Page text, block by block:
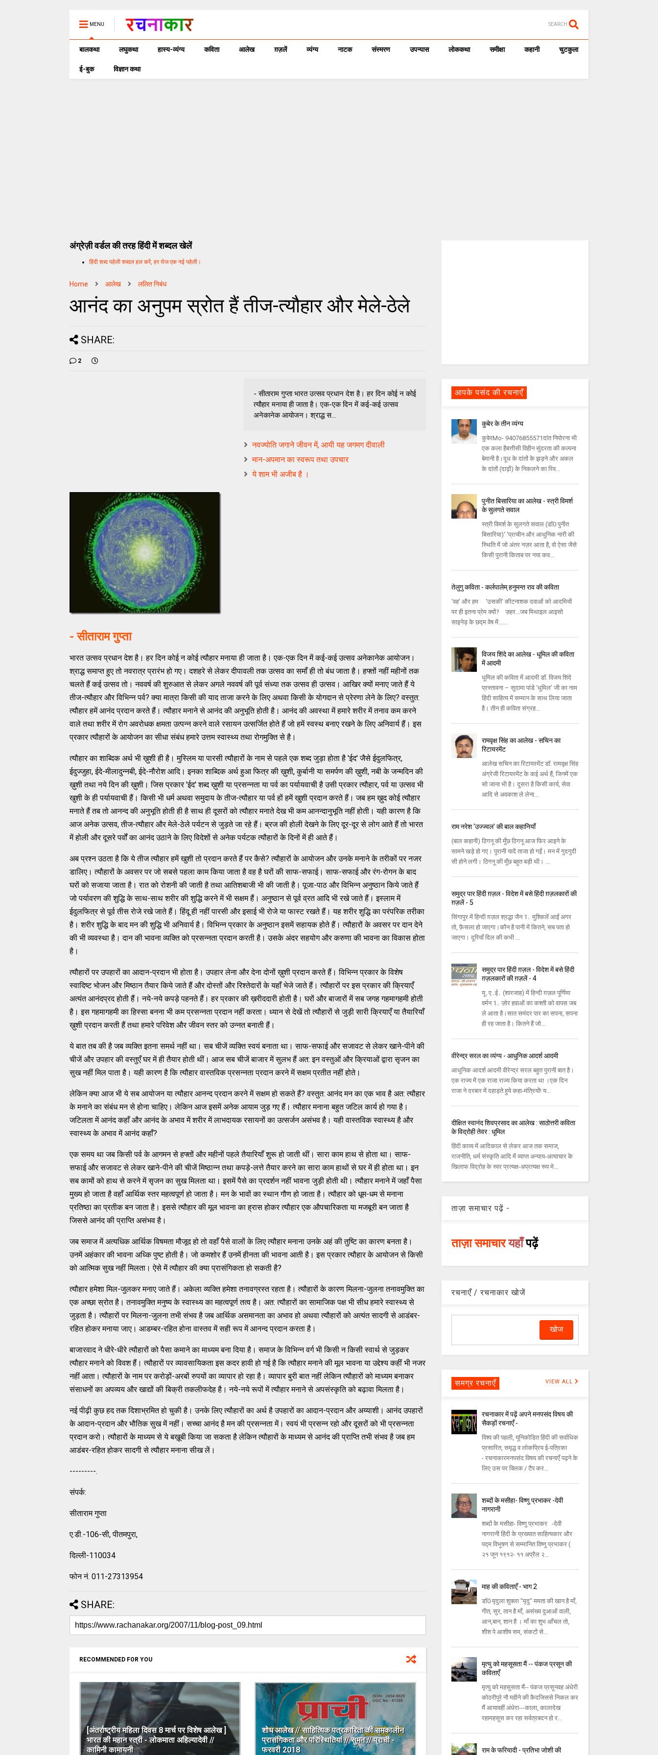
MENU SEARCH
बालकथा लघुकथा हास्य-व्यंग्य कविता आलेख ग़ज़लें व्यंग्य नाटक संस्मरण उपन्यास लोककथा समीक्षा कहानी चुटकुला
ई-बुक विज्ञान कथा
अंग्रेज़ी वर्डल की तरह हिंदी में शब्दल खेलें
हिंदी शब्द पहेली शब्दल हल करें, हर रोज एक नई पहेली।
Home आलेख ललित निबंध
आनंद का अनुपम स्रोत हैं तीज-त्यौहार और मेले-ठेले
SHARE:
2
- सीताराम गुप्ता भारत उत्सव प्रधान देश है। हर दिन कोई न कोई
त्यौहार मनाया ही जाता है। एक-एक दिन में कई-कई उत्सव
अनेकानेक आयोजन। श्राद्ध स...
नवज्योति जगाने जीवन में, आयी यह जगमग दीवाली
मान-अपमान का स्वरूप तथा उपचार
ये शाम भी अजीब है ।
-सीताराम गुप्ता
भारत उत्सव प्रधान देश है। हर दिन कोई न कोई त्यौहार मनाया ही जाता है। एक-एक दिन में कई-कई उत्सव अनेकानेक आयोजन।
श्राद्ध समाप्त हुए तो नवरात्र प्रारंभ हो गए। दशहरे से लेकर दीपावली तक उत्सव का समाँ ही तो बंध जाता है। हफ्तों नहीं महीनों तक
चलते हैं कई उत्सव तो। नववर्ष की शुरुआत से लेकर अगले नववर्ष की पूर्व संध्या तक उत्सव ही उत्सव। आखिर क्यों मनाए जाते हैं ये
तीज-त्यौहार और विभिन्न पर्व? क्या मात्रा किसी की याद ताजा करने के लिए अथवा किसी के योगदान से प्रेरणा लेने के लिए? वस्तुत:
त्यौहार हमें आनंद प्रदान करते हैं। त्यौहार मनाने से आनंद की अनुभूति होती है। आनंद की अवस्था में हमारे शरीर में तनाव कम करने
वाले तथा शरीर में रोग अवरोधक क्षमता उत्पन्न करने वाले रसायन उत्सर्जित होते हैं जो हमें स्वस्थ बनाए रखने के लिए अनिवार्य हैं। इस
प्रकार त्यौहारों के आयोजन का सीधा संबंध हमारे उत्तम स्वास्थ्य तथा रोगमुक्ति से है।
त्यौहार का शाब्दिक अर्थ भी ख़ुशी ही है। मुस्लिम या पारसी त्यौहारों के नाम से पहले एक शब्द जुड़ा होता है 'ईद' जैसे ईदुलफित्र,
ईदुज्जुहा, ईदे-मीलादुन्नबी, ईदे-नौरोश आदि। इनका शाब्दिक अर्थ हुआ फित्र की ख़ुशी, कुर्बानी या समर्पण की ख़ुशी, नबी के जन्मदिन की
ख़ुशी तथा नये दिन की ख़ुशी। जिस प्रकार 'ईद' शब्द ख़ुशी या प्रसन्नता या पर्व का पर्यायवाची है उसी प्रकार त्यौहार, पर्व या उत्सव भी
खुशी के ही पर्यायवाची हैं। किसी भी धर्म अथवा समुदाय के तीज-त्यौहार या पर्व हों हमें खुशी प्रदान करते हैं। जब हम ख़ुद कोई त्यौहार
मनाते हैं तब तो आनन्द की अनुभूति होती ही है साथ ही दूसरों को त्यौहार मनाते देख भी कम आनन्दानुभूति नहीं होती। यही कारण है कि
आज अनेक उत्सव, तीज-त्यौहार और मेले-ठेले पर्यटन से जुड़ते जा रहे हैं। ब्रज की होली देखने के लिए दूर-दूर से लोग आते हैं तो भारत
में होली और दूसरे पर्वों का आनंद उठाने के लिए विदेशों से अनेक पर्यटक त्यौहारों के दिनों में ही आते हैं।
अब प्रश्न उठता है कि ये तीज त्यौहार हमें खुशी तो प्रदान करते हैं पर कैसे? त्यौहारों के आयोजन और उनके मनाने के तरीकों पर नजर
डालिए। त्यौहारों के अवसर पर जो सबसे पहला काम किया जाता है वह है घरों की साफ-सफाई। साफ-सफाई और रंग-रोगन के बाद
घरों को सजाया जाता है। रात को रोशनी की जाती है तथा आतिशबाजी भी की जाती है। पूजा-पाठ और विभिन्न अनुष्ठान किये जाते हैं
जो पर्यावरण की शुद्धि के साथ-साथ शरीर की शुद्धि करने में भी सक्षम हैं। अनुष्ठान से पूर्व व्रत आदि भी रखे जाते हैं। इस्लाम में
ईदुलफित्र से पूर्व तीस रोजे रखे जाते हैं। हिंदू ही नहीं पारसी और इसाई भी रोजे या फास्ट रखते हैं। यह शरीर शुद्धि का परंपरिक तरीका
है। शरीर शुद्धि के बाद मन की शुद्धि भी अनिवार्य है। विभिन्न प्रकार के अनुष्ठान इसमें सहायक होते हैं। त्यौहारों के अवसर पर दान देने
की भी व्यवस्था है। दान की भावना व्यक्ति को प्रसन्नता प्रदान करती है। उसके अंदर सहयोग और करुणा की भावना का विकास होता
है।
त्यौहारों पर उपहारों का आदान-प्रदान भी होता है। उपहार लेना और देना दोनों ख़ुशी प्रदान करते हैं। विभिन्न प्रकार के विशेष
स्वादिष्ट भोजन और मिष्ठान तैयार किये जाते हैं और दोस्तों और रिश्तेदारों के यहाँ भेजे जाते हैं। त्यौहारों पर इस प्रकार की क्रियाएँ
अत्यंत आनंदप्रद होती हैं। नये-नये कपड़े पहनते हैं। हर प्रकार की ख़रीददारी होती है। घरों और बाजारों में सब जगह गहमागहमी होती
है। इस गहमागहमी का हिस्सा बनना भी कम प्रसन्नता प्रदान नहीं करता। ध्यान से देखें तो त्यौहारों से जुड़ी सारी क्रियाएँ या तैयारियाँ
ख़ुशी प्रदान करती हैं तथा हमारे परिवेश और जीवन स्तर को उन्नत बनाती हैं।
ये बात तब की है जब व्यक्ति इतना समर्थ नहीं था। सब चीजें व्यक्ति स्वयं बनाता था। साफ-सफाई और सजावट से लेकर खाने-पीने की
चीजें और उपहार की वस्तुएँ घर में ही तैयार होती थीं। आज सब चीजें बाजार में सुलभ हैं अत: इन वस्तुओं और क्रियाओं द्वारा सृजन का
सुख नहीं मिल पाता है। यही कारण है कि त्यौहार वास्तविक प्रसन्नता प्रदान करने में सक्षम प्रतीत नहीं होते।
लेकिन क्या आज भी ये सब आयोजन या त्यौहार आनन्द प्रदान करने में सक्षम हो सकते हैं? वस्तुत: आनंद मन का एक भाव है अत: त्यौहार
के मनाने का संबंध मन से होना चाहिए। लेकिन आज इसमें अनेक आयाम जुड़ गए हैं। त्यौहार मनाना बहुत जटिल कार्य हो गया है।
जटिलता में आनंद कहाँ और आनंद के अभाव में शरीर में लाभदायक रसायनों का उत्सर्जन असंभव है। यही वास्तविक स्वास्थ्य है और
स्वास्थ्य के अभाव में आनंद कहाँ?
एक समय था जब किसी पर्व के आगमन से हफ्तों और महीनों पहले तैयारियाँ शुरू हो जाती थीं। सारा काम हाथ से होता था। साफ-
सफाई और सजावट से लेकर खाने-पीने की चीजें मिष्ठान्न तथा कपड़े-लत्ते तैयार करने का सारा काम हाथों से घर में ही होता था। इन
सब कामों को हाथ से करने में सृजन का सुख मिलता था। इसमें पैसे का प्रदर्शन नहीं भावना जुड़ी होती थी। त्यौहार मनाने में जहाँ पैसा
मुख्य हो जाता है वहाँ आर्थिक स्तर महत्वपूर्ण हो जाता है। मन के भावों का स्थान गौण हो जाता है। त्यौहार को धूम-धम से मनाना
प्रतिष्ठा का प्रतीक बन जाता है। इससे त्यौहार की मूल भावना का ह्रास होकर त्यौहार एक औपचारिकता या मजबूरी बन जाता है
जिससे आनंद की प्राप्ति असंभव है।
जब समाज में अत्यधिक आर्थिक विषमता मौजूद हो तो वहाँ पैसे वालों के लिए त्यौहार मनाना उनके अहं की तुष्टि का कारण बनता है।
उनमें अहंकार की भावना अध्कि पुष्ट होती है। जो कमशोर हैं उनमें हीनता की भावना आती है। इस प्रकार त्यौहार के आयोजन से किसी
को आत्मिक सुख नहीं मिलता। ऐसे में त्यौहार की क्या प्रासंगिकता हो सकती है?
त्यौहार हमेशा मिल-जुलकर मनाए जाते हैं। अकेला व्यक्ति हमेशा तनावग्रस्त रहता है। त्यौहारों के कारण मिलना-जुलना तनावमुक्ति का
एक अच्छा स्रोत है। तनावमुक्ति मनुष्य के स्वास्थ्य का महत्वपूर्ण तत्व है। अत: त्यौहारों का सामाजिक पक्ष भी सीध हमारे स्वास्थ्य से
जुड़ता है। त्यौहारों पर मिलना-जुलना तभी संभव है जब आर्थिक असमानता का अभाव हो अथवा त्यौहारों को अत्यंत सादगी से आडंबर-
रहित होकर मनाया जाए। आडम्बर-रहित होना वास्तव में सही रूप में आनन्द प्रदान करता है।
बाजारवाद ने धीरे-धीरे त्यौहारों को पैसा कमाने का माध्यम बना दिया है। समाज के विभिन्न वर्ग भी किसी न किसी स्वार्थ से जुड़कर
त्यौहार मनाने को विवश हैं। त्यौहारों पर व्यावसायिकता इस कदर हावी हो गई है कि त्यौहार मनाने की मूल भावना या उद्देश्य कहीं भी नजर
नहीं आता। त्यौहारों के नाम पर करोड़ों-अरबों रुपयों का व्यापार हो रहा है। व्यापार बुरी बात नहीं लेकिन त्यौहारों को माध्यम बनाकर
संसाधनों का अपव्यय और खाद्यों की बिक्री तकलीफदेह है। नये-नये रूपों में त्यौहार मनाने से अपसंस्कृति को बढ़ावा मिलता है।
नई पीढ़ी कुछ हद तक दिशाभ्रमित हो चुकी है। उनके लिए त्यौहारों का अर्थ है उपहारों का आदान-प्रदान और अय्याशी। आनंद उपहारों
के आदान-प्रदान और भौतिक सुख में नहीं। सच्चा आनंद है मन की प्रसन्नता में। स्वयं भी प्रसन्न रहो और दूसरों को भी प्रसन्नता
प्रदान करो। त्यौहारों के माध्यम से ये बख़ूबी किया जा सकता है लेकिन त्यौहारों के माध्यम से आनंद की प्राप्ति तभी संभव है जब हम
आडंबर-रहित होकर सादगी से त्यौहार मनाना सीख लें।
---------.
संपर्क:
सीताराम गुप्ता
ए.डी.-106-सी, पीतमपुरा,
दिल्ली-110034
फोन नं. 011-27313954
SHARE:
RECOMMENDED FOR YOU
[अंतर्राष्ट्रीय महिला दिवस 8 मार्च पर विशेष आलेख ]
भारत की महान स्त्री - लोकमाता अहिल्यादेवी //
कामिनी कामायनी
शोध आलेख // साहित्यिक पत्रकारिता की समकालीन
प्रासंगिकता और परिस्थितियां // सुमन // प्राची -
फरवरी 2018
आपके पसंद की रचनाएँ
कुबेर के तीन व्यंग्य
कुबेरMo- 94076855571दांत निपोरना भी
एक कला हैबत्तीसी विहीन सुंदरता की कल्पना
बेमानी है।दूध के दांतों के झड़ने और अकल
के दांतों (दाढ़ों) के निकलने का रिव...
पुनीत बिसारिया का आलेख - स्त्री विमर्श
के सुलगते सवाल
स्त्री विमर्श के सुलगते सवाल (डॉ0 पुनीत
बिसारिया)‘ ‘प्राचीन और आधुनिक नारी की
स्थिति में जो अंतर नज़र आता है, वो ऐसा जैसे
किसी पुरानी किताब पर नया कव...
तेलुगु कविता - कर्लपालेम् हनुमन्त राव की कविता
‘वह’ और हम ‘उसकी’ कीटनाशक दवाओं को आदमियों
पर ही इतना प्रेम क्यों? ज़हर...जब मिथाइल आइसो
साइनेड़ के छद्म वेष में......
विजय शिंदे का आलेख - धूमिल की कविता
में आदमी
धूमिल की कविता में आदमी डॉ. विजय शिंदे
प्रस्तावना – सुदामा पांडे ‘धूमिल’ जी का नाम
हिंदी साहित्य में सम्मान के साथ लिया जाता
है। तीन ही कविता संग्रह...
रामवृक्ष सिंह का आलेख - सचिन का
रिटायरमेंट
आलेख सचिन का रिटायरमेंट डॉ. रामवृक्ष सिंह
अंग्रेजी रिटायरमेंट के कई अर्थ हैं, जिनमें एक
सो जाना भी है। दूसरा है किसी कार्य, सेवा
आदि से अवकाश ले लेना...
राम नरेश ‘उज्‍ज्‍वल' की बाल कहानियाँ
(बाल कहानी) ठिगनू की मूँछ ठिगनू आज फिर आइने के
सामने खड़े हो गए। पुरानी यादें ताजा हो गईं। मन में गुदगुदी
सी होने लगी। ठिगनू की मूँछ बहुत बड़ी थी। ...
समुद्र पार हिंदी ग़ज़ल - विदेश में बसे हिंदी ग़ज़लकारों की
ग़ज़लें - 5
सिंगापुर में हिन्‍दी ग़ज़ल श्रद्धा जैन 1․ मुश्‍किलें आईं अगर
तो, फ़ैसला हो जाएगा।कौन है पानी में कितने, सब पता हो
जाएगा। दूरियाँ दिल की कभी ...
समुद्र पार हिंदी ग़ज़ल - विदेश में बसे हिंदी
ग़ज़लकारों की ग़ज़लें - 4
यू․ए․ई․ (शारजाह) में हिन्‍दी ग़ज़ल पूर्णिमा
वर्मन 1․ ज़ोर हवाओं का कश्‍ती को वापस जब
ले आता है।सात समंदर पार का सपना, सपना
ही रह जाता है। कितने हैं जो...
वीरेन्द्र सरल का व्यंग्य - आधुनिक आदर्श आदमी
आधुनिक आदर्श आदमी वीरेन्‍द्र सरल बहुत पुरानी बात है।
एक राज्‍य में एक राजा राज्‍य किया करता था ।एक दिन
राजा ने दरबार में दहाड़ते हुये कहा-मंत्रियों! य...
दीक्षित स्वानंद शिवप्रसाद का आलेख : साठोत्तरी कविता
के विद्रोही तेवर : धूमिल
हिंदी काव्य में आदिकाल से लेकर आज तक समाज,
राजनीति, धर्म संस्कृति आदि में व्याप्त अन्याय-अत्याचार के
खिलाफ विद्रोह के स्वर प्रत्यक्ष-अप्रत्यक्ष रूप मे...
ताज़ा समाचार पढ़ें -
ताज़ा समाचारयहाँपढ़ें
रचनाएँ / रचनाकार खोजें
समग्र रचनाएँ VIEW ALL
रचनाकार में पढ़ें अपने मनपसंद विषय की
सैकड़ों रचनाएँ -
विश्व की पहली, यूनिकोडित हिंदी की सर्वाधिक
प्रसारित, समृद्ध व लोकप्रिय ई-पत्रिका
- रचनाकारमनपसंद विषय की रचनाएँ पढ़ने के
लिए उस पर क्लिक / टैप कर...
शब्दों के मसीहा- विष्णु प्रभाकर -देवी
नागरानी
शब्दों के मसीहा- विष्णु प्रभाकर -देवी
नागरानी हिंदी के प्रख्यात साहित्यकार और
पद्म विभूषण से सम्मानित विष्णु प्रभाकर (
२१ जून १९१२- ११ अप्रैल २...
माह की कविताएँ - भाग 2
डॉ0 मृदुला शुक्ला "मृदु" ममता की खान है माँ,
गीत, सुर, तान है माँ, असंख्य दुआओं वाली,
आन,बान, शान है । माँ का शुभ आँचल तो,
शीश पे आशीष सम, संकटों से...
मृत्यु को महसूसता मैं -- पंकज प्रसून की
कविताएँ
मृत्यु को महसूसता मैं-- पंकज प्रसूनवह अंधेरी
कोठरीपूरे नौ महीने की कैदजिससे निकल कर
मैं आयावहीं अंधेरा---काला, कालादेख
रहामहसूस कर रहा सर्वत्रबदन हो र...
राम के फरियादी - प्रतिभा जोशी की